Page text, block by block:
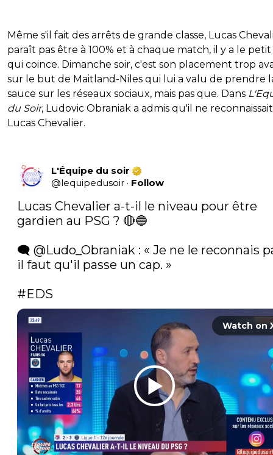
Même s'il fait des arrêts de grande classe, Lucas
paraît pas être à 100% et à chaque match, il y a le
qui coince. Dimanche soir, c'est son placement trop
sur le but de Maitland-Niles qui lui a valu de prendre
sauce sur les réseaux sociaux, mais pas que. Dans
du Soir, Ludovic Obraniak a admis qu'il ne
Lucas Chevalier.
L'Équipe du soir
@lequipedusoir · Follow
Lucas Chevalier a-t-il le niveau pour être
gardien au PSG ? 🔴🔵
🗨️ @Ludo_Obraniak : « Je ne le reconnais
il faut qu'il passe un cap. »
#EDS
Watch on